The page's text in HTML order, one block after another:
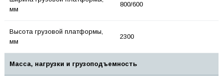
мм
800/600
Высота грузовой платформы,
мм
2300
Масса, нагрузки и грузоподъемность